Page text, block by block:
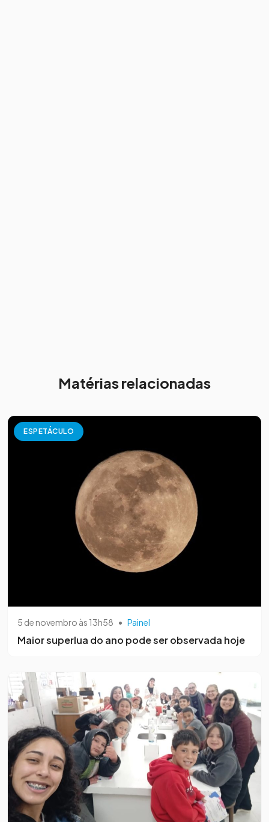
Matérias relacionadas
ESPETÁCULO
5 de novembro às 13h58 • Painel
Maior superlua do ano pode ser observada hoje